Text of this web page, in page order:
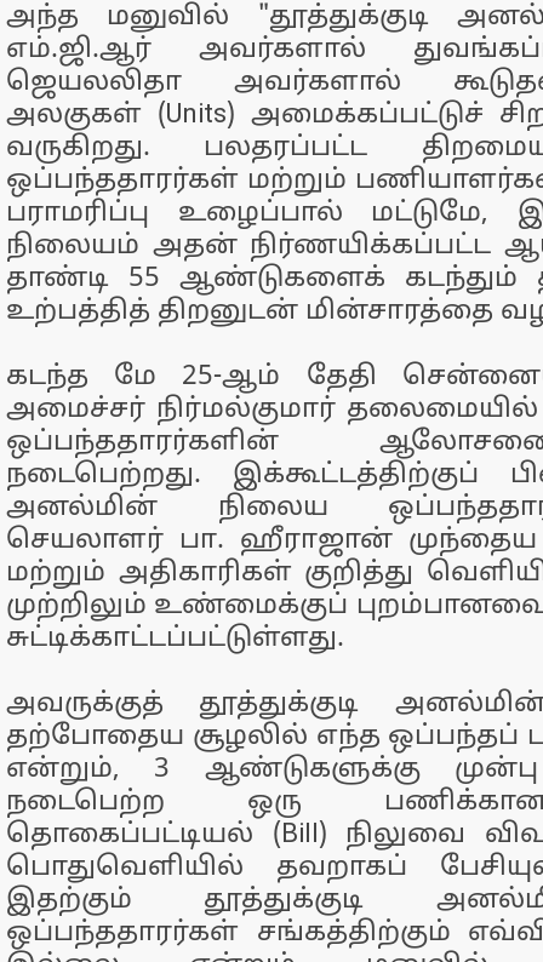
அந்த மனுவில் "தூத்துக்குடி
எம்.ஜி.ஆர் அவர்களால்
ஜெயலலிதா அவர்களால்
அலகுகள் (Units) அமைக்கப்பட்டுச்
வருகிறது. பலதரப்பட்ட
ஒப்பந்ததாரர்கள் மற்றும்
பராமரிப்பு உழைப்பால்
நிலையம் அதன் நிர்ணயிக்கப்பட்ட
தாண்டி 55 ஆண்டுகளைக் கடந்தும்
உற்பத்தித் திறனுடன் மின்சாரத்தை
கடந்த மே 25-ஆம் தேதி
அமைச்சர் நிர்மல்குமார் தலைமையில்
ஒப்பந்ததாரர்களின்
நடைபெற்றது. இக்கூட்டத்திற்குப்
அனல்மின் நிலைய
செயலாளர் பா. ஹீராஜான் முந்தைய
மற்றும் அதிகாரிகள் குறித்து
முற்றிலும் உண்மைக்குப்
சுட்டிக்காட்டப்பட்டுள்ளது.
அவருக்குத் தூத்துக்குடி
தற்போதைய சூழலில் எந்த ஒப்பந்தப்
என்றும், 3 ஆண்டுகளுக்கு
நடைபெற்ற ஒரு
தொகைப்பட்டியல் (Bill) நிலுவை
பொதுவெளியில் தவறாகப்
இதற்கும் தூத்துக்குடி
ஒப்பந்ததாரர்கள் சங்கத்திற்கும்